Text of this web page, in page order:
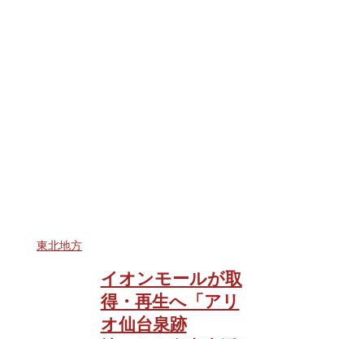
東北地方
イオンモールが取
得・再生へ「アリ
オ仙台泉跡